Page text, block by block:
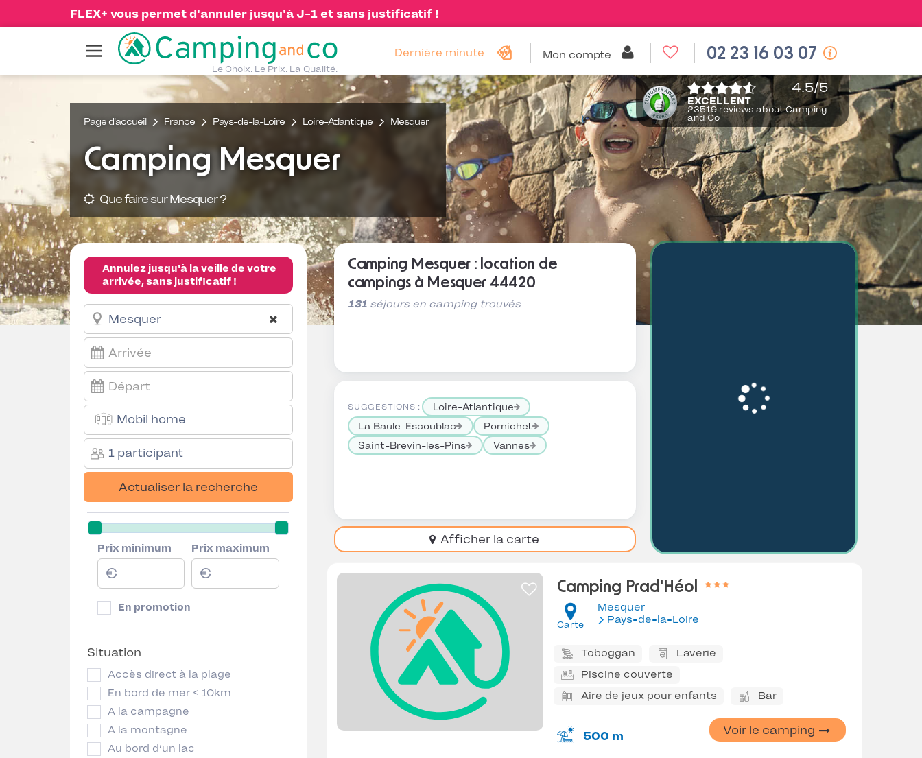
FLEX+ vous permet d'annuler jusqu'à J-1 et sans justificatif !
Le Choix. Le Prix. La Qualité.
Dernière minute Mon compte 02 23 16 03 07
EXCELLENT
4.5/5
23519 reviews about Camping
and Co
Page d'accueil France Pays-de-la-Loire Loire-Atlantique Mesquer
Camping Mesquer
Que faire sur Mesquer ?
Annulez jusqu'à la veille de votre
arrivée, sans justificatif !
Mobil home
1 participant
Actualiser la recherche
Prix minimum Prix maximum
En promotion
Situation
Accès direct à la plage
En bord de mer < 10km
A la campagne
A la montagne
Au bord d’un lac
Camping Mesquer : location de
campings à Mesquer 44420
131séjours en camping trouvés
SUGGESTIONS :
Loire-Atlantique
La Baule-Escoublac
Pornichet
Saint-Brevin-les-Pins
Vannes
Afficher la carte
Camping Prad'Héol
Carte
Mesquer
Pays-de-la-Loire
Toboggan
Laverie
Piscine couverte
Aire de jeux pour enfants
Bar
500 m Voir le camping